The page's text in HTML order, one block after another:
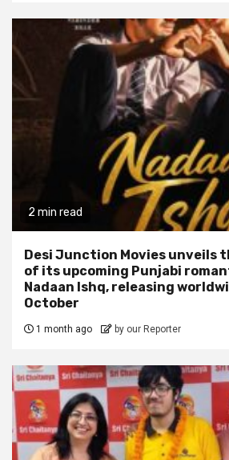
2 min read
Desi Junction Movies unveils
of its upcoming Punjabi
Nadaan Ishq, releasing
October
1 month ago by our Reporter